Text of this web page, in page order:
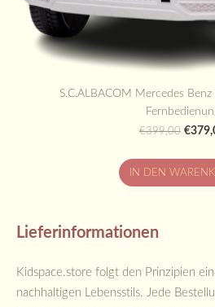
Lieferinformationen
Kidspace.store folgt den Prinzipien
nachhaltigen Lebensstils. Jede
S.C.ALBACOM Mercedes
€399,00
IN DEN